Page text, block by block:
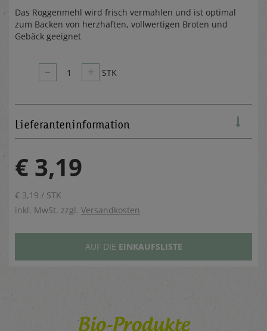
Das Roggenmehl wird frisch vermahlen und ist optimal
zum Backen von herzhaften, vollwertigen Broten und
Gebäck geeignet
– 1 + STK
Lieferanteninformation
€ 3,19
€ 3,19 / STK
inkl. MwSt. zzgl. Versandkosten
AUF DIE EINKAUFSLISTE
Bio-Produkte